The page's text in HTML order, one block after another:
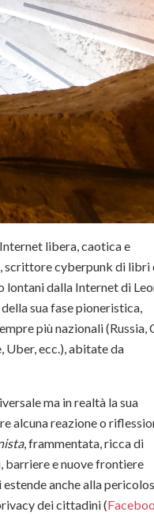
libera, caotica e
, scrittore cyberpunk di libri
lontani dalla Internet di
sua fase pioneristica,
più nazionali (Russia,
Uber, ecc.), abitate da
ma in realtà la sua
alcuna reazione o
, frammentata, ricca di
barriere e nuove frontiere
anche alla
dei cittadini (